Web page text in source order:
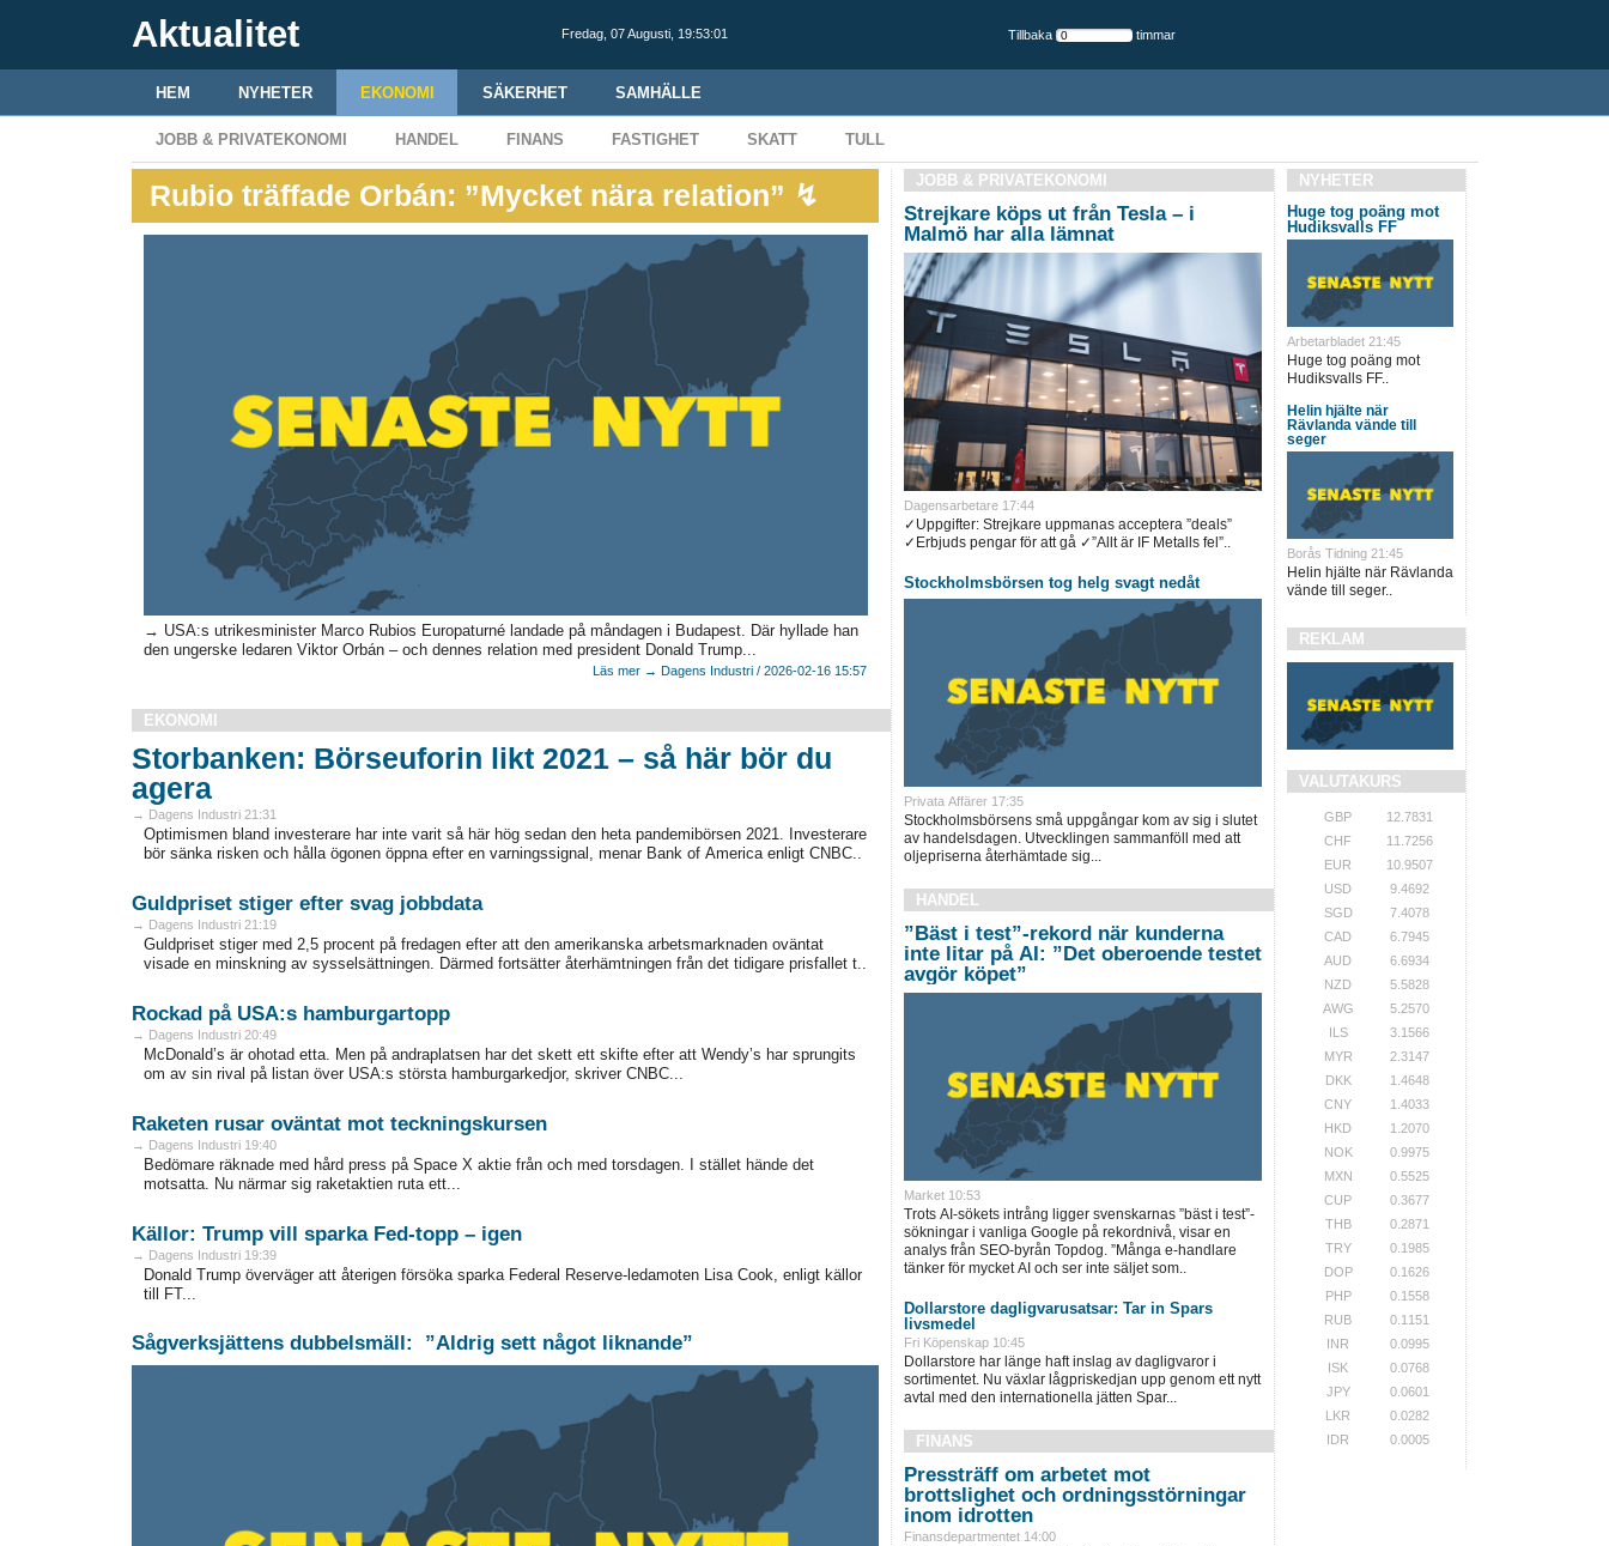
Aktualitet Fredag, 07 Augusti, 19:53:02 Tillbaka timmar
HEM NYHETER EKONOMI SÄKERHET SAMHÄLLE
JOBB & PRIVATEKONOMI HANDEL FINANS FASTIGHET SKATT TULL
Rubio träffade Orbán: ”Mycket nära relation” ↯
→ USA:s utrikesminister Marco Rubios Europaturné landade på måndagen i Budapest. Där hyllade han
den ungerske ledaren Viktor Orbán – och dennes relation med president Donald Trump...
Läs mer → Dagens Industri / 2026-02-16 15:57
EKONOMI
Storbanken: Börseuforin likt 2021 – så här bör du
agera
→ Dagens Industri 21:31
Optimismen bland investerare har inte varit så här hög sedan den heta pandemibörsen 2021. Investerare
bör sänka risken och hålla ögonen öppna efter en varningssignal, menar Bank of America enligt CNBC..
Guldpriset stiger efter svag jobbdata
→ Dagens Industri 21:19
Guldpriset stiger med 2,5 procent på fredagen efter att den amerikanska arbetsmarknaden oväntat
visade en minskning av sysselsättningen. Därmed fortsätter återhämtningen från det tidigare prisfallet t..
Rockad på USA:s hamburgartopp
→ Dagens Industri 20:49
McDonald’s är ohotad etta. Men på andraplatsen har det skett ett skifte efter att Wendy’s har sprungits
om av sin rival på listan över USA:s största hamburgarkedjor, skriver CNBC...
Raketen rusar oväntat mot teckningskursen
→ Dagens Industri 19:40
Bedömare räknade med hård press på Space X aktie från och med torsdagen. I stället hände det
motsatta. Nu närmar sig raketaktien ruta ett...
Källor: Trump vill sparka Fed-topp – igen
→ Dagens Industri 19:39
Donald Trump överväger att återigen försöka sparka Federal Reserve-ledamoten Lisa Cook, enligt källor
till FT...
Sågverksjättens dubbelsmäll: ”Aldrig sett något liknande”
JOBB & PRIVATEKONOMI
Strejkare köps ut från Tesla – i
Malmö har alla lämnat
Dagensarbetare 17:44
✓Uppgifter: Strejkare uppmanas acceptera ”deals”
✓Erbjuds pengar för att gå ✓”Allt är IF Metalls fel”..
Stockholmsbörsen tog helg svagt nedåt
Privata Affärer 17:35
Stockholmsbörsens små uppgångar kom av sig i slutet
av handelsdagen. Utvecklingen sammanföll med att
oljepriserna återhämtade sig...
HANDEL
”Bäst i test”-rekord när kunderna
inte litar på AI: ”Det oberoende testet
avgör köpet”
Market 10:53
Trots AI-sökets intrång ligger svenskarnas ”bäst i test”-
sökningar i vanliga Google på rekordnivå, visar en
analys från SEO-byrån Topdog. ”Många e-handlare
tänker för mycket AI och ser inte säljet som..
Dollarstore dagligvarusatsar: Tar in Spars
livsmedel
Fri Köpenskap 10:45
Dollarstore har länge haft inslag av dagligvaror i
sortimentet. Nu växlar lågpriskedjan upp genom ett nytt
avtal med den internationella jätten Spar...
FINANS
Pressträff om arbetet mot
brottslighet och ordningsstörningar
inom idrotten
Finansdepartmentet 14:00
NYHETER
Huge tog poäng mot
Hudiksvalls FF
Arbetarbladet 21:45
Huge tog poäng mot
Hudiksvalls FF..
Helin hjälte när
Rävlanda vände till
seger
Borås Tidning 21:45
Helin hjälte när Rävlanda
vände till seger..
REKLAM
VALUTAKURS
GBP
12.7831
CHF
11.7256
EUR
10.9507
USD
9.4692
SGD
7.4078
CAD
6.7945
AUD
6.6934
NZD
5.5828
AWG
5.2570
ILS
3.1566
MYR
2.3147
DKK
1.4648
CNY
1.4033
HKD
1.2070
NOK
0.9975
MXN
0.5525
CUP
0.3677
THB
0.2871
TRY
0.1985
DOP
0.1626
PHP
0.1558
RUB
0.1151
INR
0.0995
ISK
0.0768
JPY
0.0601
LKR
0.0282
IDR
0.0005